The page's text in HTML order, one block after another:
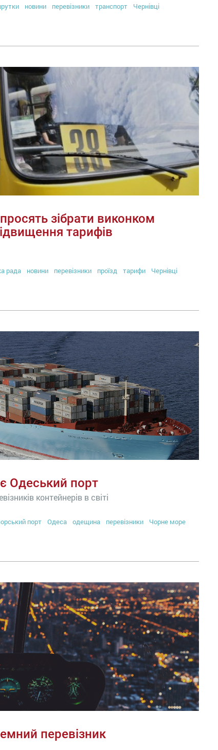
новини перевізники транспорт Чернівці
зібрати виконком
тарифів
рада новини перевізники проїзд тарифи Чернівці
Одеський порт
контейнерів в світі
порт Одеса одещина перевізники Чорне море
перевізник